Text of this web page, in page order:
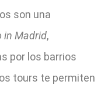
son una
in Madrid,
por los barrios
tours te permiten